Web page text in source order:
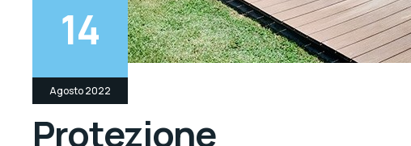
14
Agosto 2022
Protezione